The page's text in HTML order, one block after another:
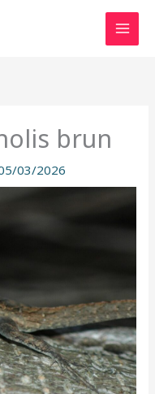
brun
03/2026